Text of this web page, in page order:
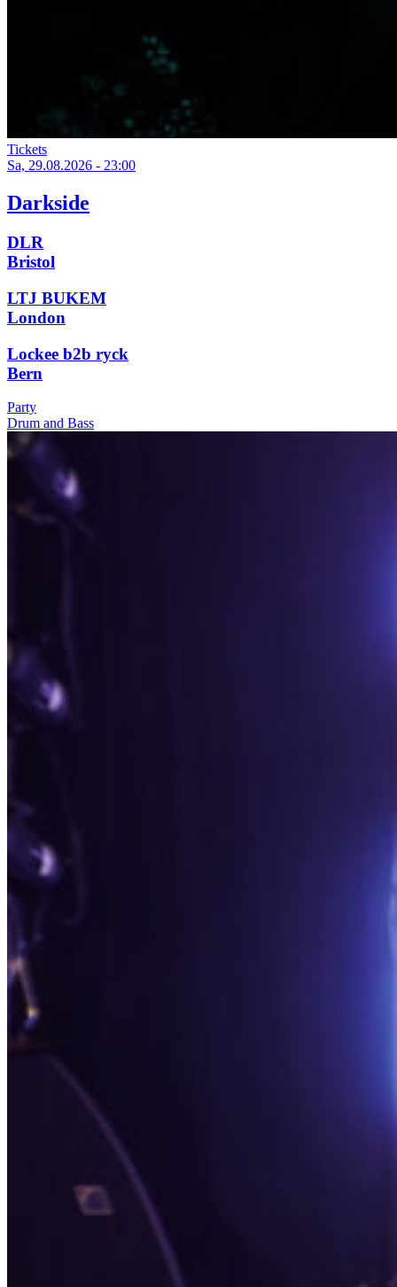
Tickets
Sa, 29.08.2026 - 23:00
Darkside
DLR
Bristol
LTJ BUKEM
London
Lockee b2b ryck
Bern
Party
Drum and Bass